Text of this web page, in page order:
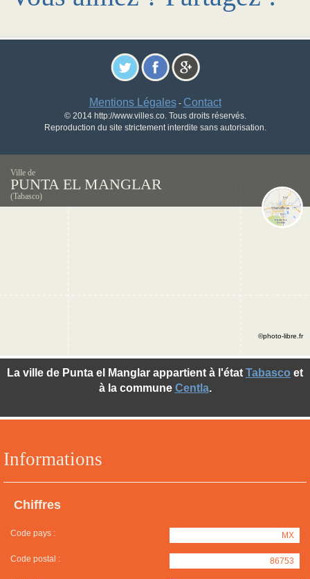
Mentions Légales- Contact
© 2014 http://www.villes.co. Tous droits réservés.
Reproduction du site strictement interdite sans autorisation.
Ville de
PUNTA EL MANGLAR
(Tabasco)
Informations
Chiffres
Code pays : MX
Code postal : 86753
La ville de Punta el Manglar appartient à l'état Tabasco et
à la commune Centla.
©photo-libre.fr